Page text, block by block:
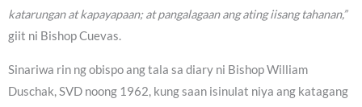
katarungan at kapayapaan; at pangalagaan ang ating iisang tahanan,”
giit ni Bishop Cuevas.
Sinariwa rin ng obispo ang tala sa diary ni Bishop William
Duschak, SVD noong 1962, kung saan isinulat niya ang katagang